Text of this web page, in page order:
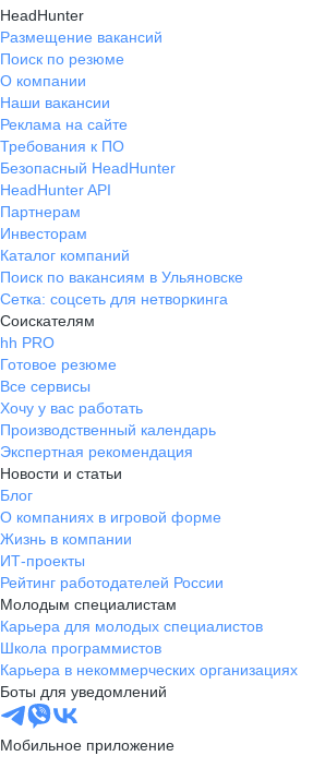
HeadHunter
Размещение вакансий
Поиск по резюме
О компании
Наши вакансии
Реклама на сайте
Требования к ПО
Безопасный HeadHunter
HeadHunter API
Партнерам
Инвесторам
Каталог компаний
Поиск по вакансиям в Ульяновске
Сетка: соцсеть для нетворкинга
Соискателям
hh PRO
Готовое резюме
Все сервисы
Хочу у вас работать
Производственный календарь
Экспертная рекомендация
Новости и статьи
Блог
О компаниях в игровой форме
Жизнь в компании
ИТ-проекты
Рейтинг работодателей России
Молодым специалистам
Карьера для молодых специалистов
Школа программистов
Карьера в некоммерческих организациях
Боты для уведомлений
Мобильное приложение